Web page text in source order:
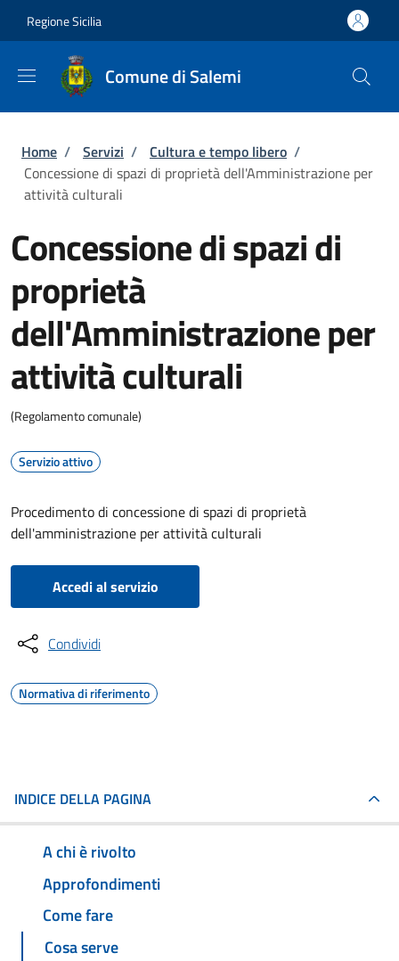
Regione Sicilia
Comune di Salemi
Briciole di pane
Home / Servizi / Cultura e tempo libero /
Concessione di spazi di proprietà dell'Amministrazione per
attività culturali
Concessione di spazi di
proprietà
dell'Amministrazione per
attività culturali
(Regolamento comunale)
Servizio attivo
Procedimento di concessione di spazi di proprietà
dell'amministrazione per attività culturali
Accedi al servizio
Condividi
Normativa di riferimento
INDICE DELLA PAGINA
A chi è rivolto
Approfondimenti
Come fare
Cosa serve